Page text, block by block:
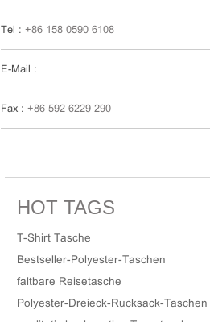
Tel : +86 158 0590 6108
E-Mail :
Fax : +86 592 6229 290
HOT TAGS
T-Shirt Tasche
Bestseller-Polyester-Taschen
faltbare Reisetasche
Polyester-Dreieck-Rucksack-Taschen